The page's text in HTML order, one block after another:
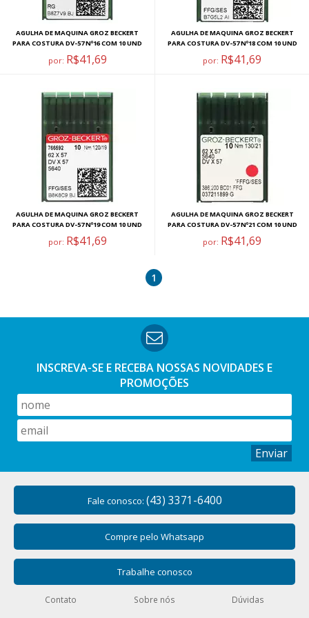
AGULHA DE MAQUINA GROZ BECKERT
PARA COSTURA DV-57 Nº16 COM 10 UND
por: R$41,69
AGULHA DE MAQUINA GROZ BECKERT
PARA COSTURA DV-57 Nº18 COM 10 UND
por: R$41,69
AGULHA DE MAQUINA GROZ BECKERT
PARA COSTURA DV-57 Nº19 COM 10 UND
por: R$41,69
AGULHA DE MAQUINA GROZ BECKERT
PARA COSTURA DV-57 Nº21 COM 10 UND
por: R$41,69
1
INSCREVA-SE E RECEBA NOSSAS NOVIDADES E
PROMOÇÕES
Enviar
Fale conosco: (43) 3371-6400
Compre pelo Whatsapp
Trabalhe conosco
Contato Sobre nós Dúvidas